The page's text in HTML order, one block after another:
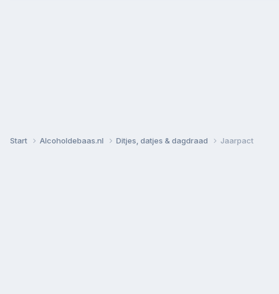
Start Alcoholdebaas.nl Ditjes, datjes & dagdraad Jaarpact